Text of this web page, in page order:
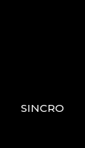
SINCRO